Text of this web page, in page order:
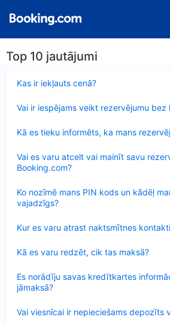
Top 10 jautājumi
Kas ir iekļauts cenā?
Vai ir iespējams veikt rezervējumu
Kā es tieku informēts, ka mans
Vai es varu atcelt vai mainīt savu
Booking.com?
Ko nozīmē mans PIN kods un kādēļ
vajadzīgs?
Kur es varu atrast naktsmītnes
Kā es varu redzēt, cik tas maksā?
Es norādīju savas kredītkartes
jāmaksā?
Vai viesnīcai ir nepieciešams depozīts